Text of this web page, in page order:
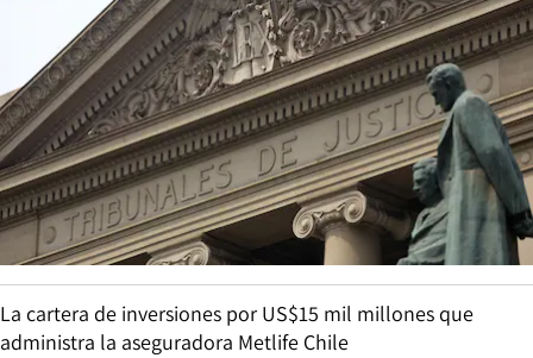
La cartera de inversiones por US$15 mil millones que
administra la aseguradora Metlife Chile